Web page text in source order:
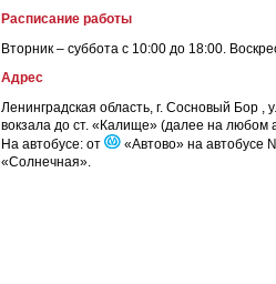
Расписание работы
Вторник – суббота с 10:00 до 18:00.
Адрес
Ленинградская область, г. Сосновый Бор ,
вокзала до ст. «Калище» (далее на любом
На автобусе: от
«Автово» на автобусе
«Солнечная».